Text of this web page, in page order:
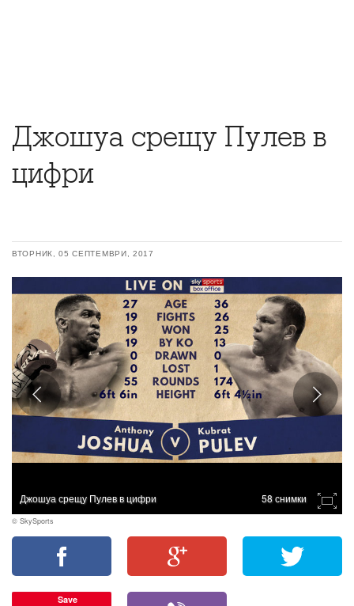
Джошуа срещу Пулев в
цифри
ВТОРНИК, 05 СЕПТЕМВРИ, 2017
Джошуа срещу Пулев в цифри 58 снимки
© SkySports
Save